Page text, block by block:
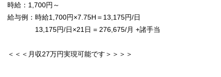
時給：1,700円～
給与例：時給1,700円×7.75H＝13,175円/日
13,175円/日×21日 = 276,675/月 +諸手当
＜＜＜月収27万円実現可能です＞＞＞＞